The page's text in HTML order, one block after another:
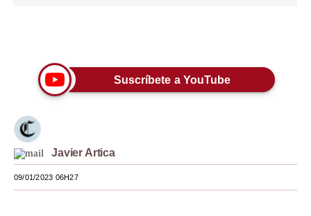
Tendencias
Lujo
Viajes
Moda
Estilos
Suscríbete a YouTube
Javier Artica
09/01/2023 06H27